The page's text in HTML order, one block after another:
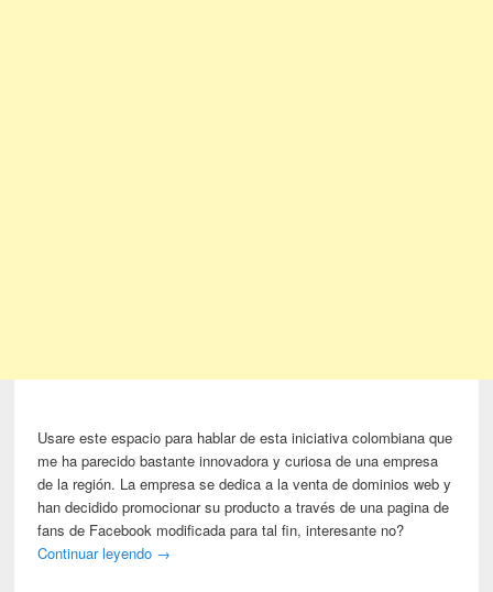
Usare este espacio para hablar de esta iniciativa colombiana que
me ha parecido bastante innovadora y curiosa de una empresa
de la región. La empresa se dedica a la venta de dominios web y
han decidido promocionar su producto a través de una pagina de
fans de Facebook modificada para tal fin, interesante no?
Continuar leyendo →